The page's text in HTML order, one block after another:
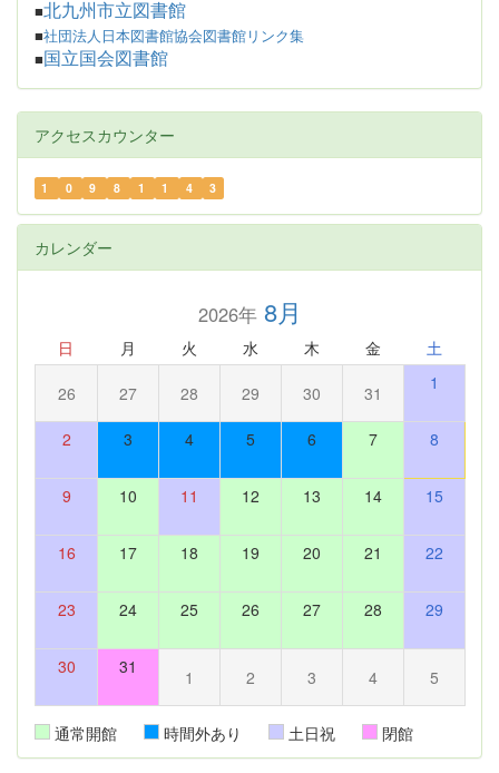
■北九州市立図書館
■社団法人日本図書館協会図書館リンク集
■ 国立国会図書館
アクセスカウンター
1 0 9 8 1 1 4 3
カレンダー
2026年8月
日 月 火 水 木 金 土
26 27 28 29 30 31 1
2 3 4 5 6 7 8
9 10 11 12 13 14 15
16 17 18 19 20 21 22
23 24 25 26 27 28 29
30 31 1 2 3 4 5
通常開館 時間外あり 土日祝 閉館